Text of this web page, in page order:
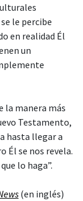
le percibe
en realidad Él
un
la manera más
Testamento,
hasta llegar a
Él se nos revela.
lo haga”.
(en inglés)